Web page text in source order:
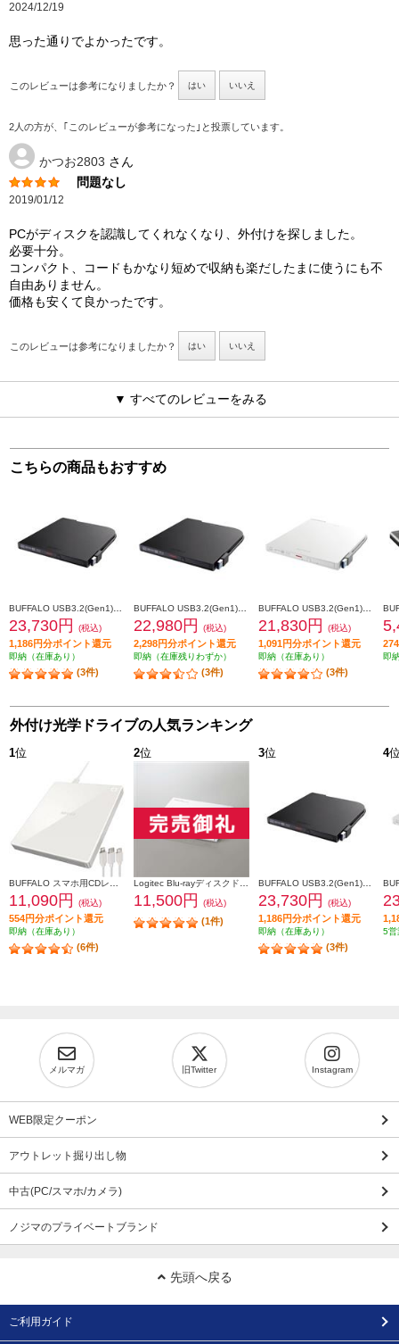
2024/12/19
思った通りでよかったです。
このレビューは参考になりましたか？ はい いいえ
2人の方が、｢このレビューが参考になった｣と投票しています。
かつお2803 さん
問題なし
2019/01/12
PCがディスクを認識してくれなくなり、外付けを探しました。
必要十分。
コンパクト、コードもかなり短めで収納も楽だしたまに使うにも不
自由ありません。
価格も安くて良かったです。
このレビューは参考になりましたか？ はい いいえ
▼ すべてのレビューをみる
こちらの商品もおすすめ
23,730円 (税込)
1,186円分ポイント還元
即納（在庫あり）
(3件)
22,980円 (税込)
2,298円分ポイント還元
即納（在庫残りわずか）
(3件)
21,830円 (税込)
1,091円分ポイント還元
即納（在庫あり）
(3件)
即
外付け光学ドライブの人気ランキング
1位
11,090円 (税込)
554円分ポイント還元
即納（在庫あり）
(6件)
2位
11,500円 (税込)
(1件)
3位
23,730円 (税込)
1,186円分ポイント還元
即納（在庫あり）
(3件)
4
5営
メルマガ 旧Twitter Instagram
WEB限定クーポン
アウトレット掘り出し物
中古(PC/スマホ/カメラ)
ノジマのプライベートブランド
先頭へ戻る
ご利用ガイド